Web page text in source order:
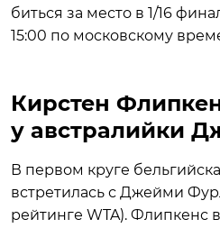
биться за место в 1/16
15:00 по московскому
Кирстен
у австралийки
В первом круге
встретилась с Джейми
рейтинге WTA). Флипкенс